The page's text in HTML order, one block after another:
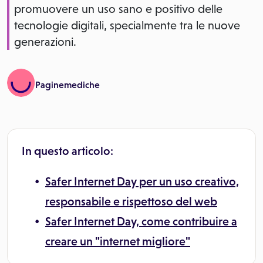
promuovere un uso sano e positivo delle
tecnologie digitali, specialmente tra le nuove
generazioni.
Paginemediche
In questo articolo:
Safer Internet Day per un uso creativo,
responsabile e rispettoso del web
Safer Internet Day, come contribuire a
creare un "internet migliore"